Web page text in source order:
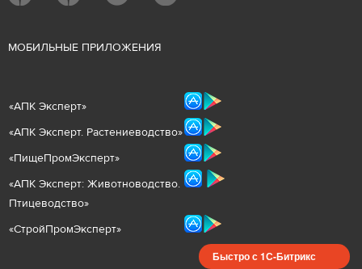
МОБИЛЬНЫЕ ПРИЛОЖЕНИЯ
«АПК Эксперт»
«АПК Эксперт. Растениеводство»
«ПищеПромЭксперт»
«АПК Эксперт: Животноводство.
Птицеводство»
«СтройПромЭксперт»
Быстро с 1С-Битрикс